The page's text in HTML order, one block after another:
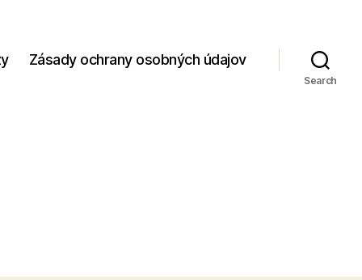
Zásady ochrany osobných údajov
Search